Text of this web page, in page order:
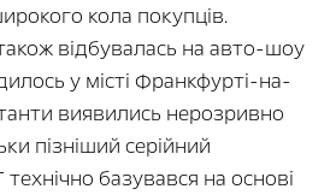
кола покупців.
відбувалась на авто-шоу
у місті Франкфурті-на-
виявились нерозривно
пізніший серійний
базувався на основі